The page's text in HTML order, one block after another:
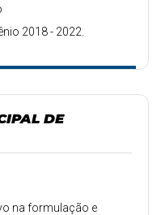
2018 - 2022.
DE
na formulação e